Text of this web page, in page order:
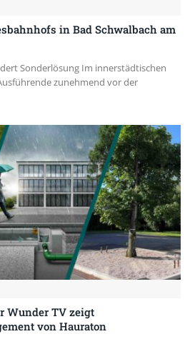
in Bad Schwalbach am
Sonderlösung Im innerstädtischen
zunehmend vor der
Wunder TV zeigt
von Hauraton